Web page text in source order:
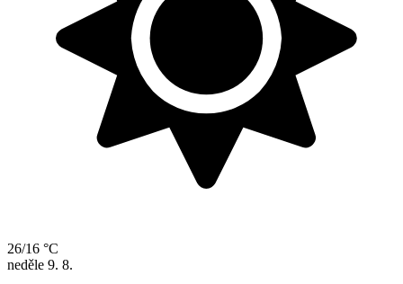
26/16 °C
neděle 9. 8.